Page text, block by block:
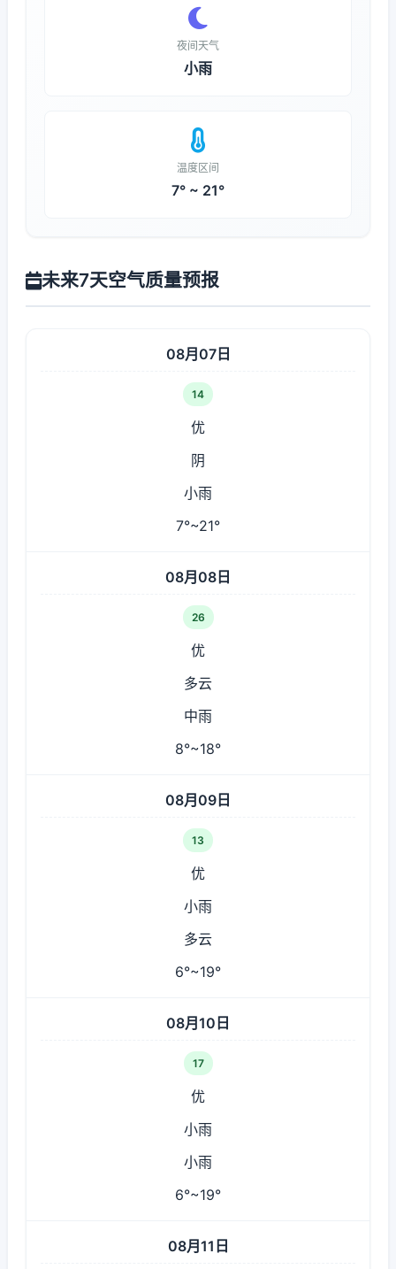
夜间天气
小雨
温度区间
7° ~ 21°
未来7天空气质量预报
08月07日
14
优
阴
小雨
7°~21°
08月08日
26
优
多云
中雨
8°~18°
08月09日
13
优
小雨
多云
6°~19°
08月10日
17
优
小雨
小雨
6°~19°
08月11日